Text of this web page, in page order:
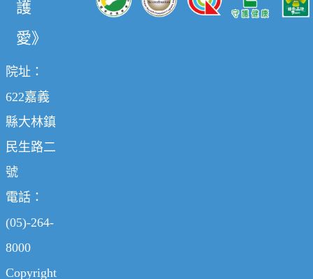
護
愛》
院址：
622嘉義
縣大林鎮
民生路二
號
電話：
(05)-264-
8000
Copyright